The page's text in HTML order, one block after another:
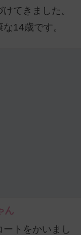
てきました。
14歳です。
ん
トをかいまし